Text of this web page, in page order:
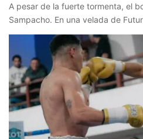
A pesar de la fuerte tormenta, el
Sampacho. En una velada de